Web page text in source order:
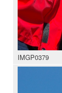
IMGP0379